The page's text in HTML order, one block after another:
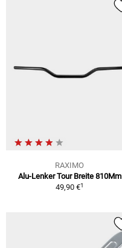
RAXIMO
Alu-Lenker Tour Breite 810Mm
49,90 €1